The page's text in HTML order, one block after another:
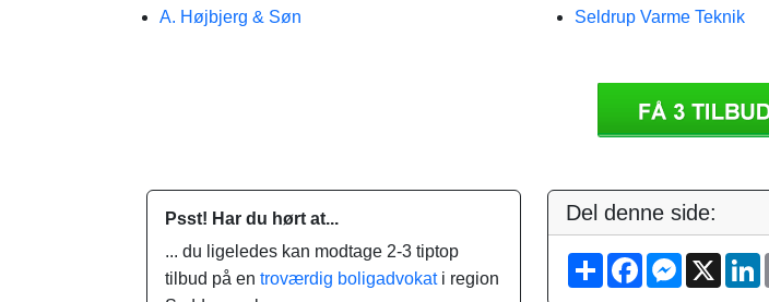
A. Højbjerg & Søn
Seldrup Varme Teknik
Psst! Har du hørt at...
... du ligeledes kan modtage 2-3 tiptop
tilbud på en troværdig boligadvokati region
Del denne side:
S
h
F
M
X
L